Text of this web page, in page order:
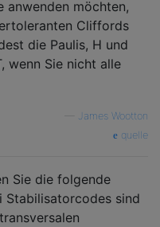
anwenden möchten,
Cliffords
die Paulis, H und
wenn Sie nicht alle
James Wootton
quelle
Sie die folgende
Stabilisatorcodes sind